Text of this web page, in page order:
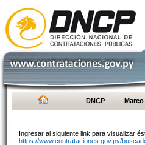
DNCP
Ingresar al siguiente link para visualizar
https://www.contrataciones.gov.py/